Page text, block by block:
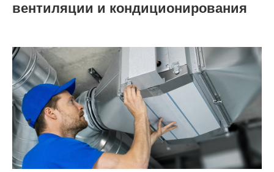
вентиляции и кондиционирования